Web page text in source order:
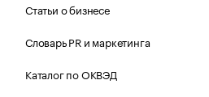
Статьи о бизнесе
Словарь PR и маркетинга
Каталог по ОКВЭД